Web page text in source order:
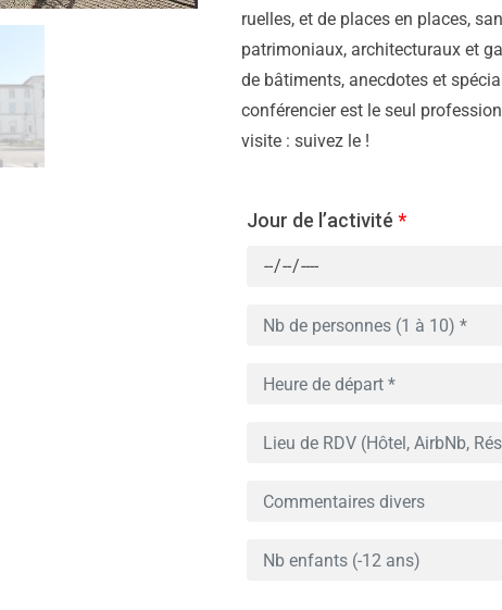
ruelles, et de places en places,
patrimoniaux, architecturaux et
de bâtiments, anecdotes et
conférencier est le seul
visite : suivez le !
Jour de l’activité *